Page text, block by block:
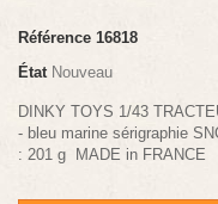
Référence 16818
État Nouveau
DINKY TOYS 1/43
- bleu marine sérigraphie
: 201 g MADE in FRANCE